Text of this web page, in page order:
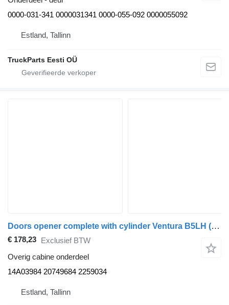
0000-031-341 0000031341 0000-055-092 0000055092
Estland, Tallinn
TruckParts Eesti OÜ
Doors opener complete with cylinder Ventura B5LH (01.13-) 14A03984 voor Volvo B5LH, B0E (2008-) bus
€ 178,23 Exclusief BTW
Overig cabine onderdeel
14A03984 20749684 2259034
Estland, Tallinn